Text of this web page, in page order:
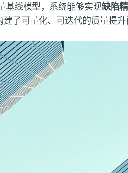
基线模型，系统能够实现缺陷
了可量化、可迭代的质量提升